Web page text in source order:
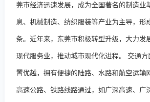
莞市经济迅速发展，成为全国著名的制造业
息、机械制造、纺织服装等产业为主导，形
条。近年来，东莞市积极转型升级，大力发
现代服务业，推动城市现代化进程。 交通
置优越，拥有便捷的陆路、水路和航空运输
高速公路、铁路线路通过，如广深高速、广